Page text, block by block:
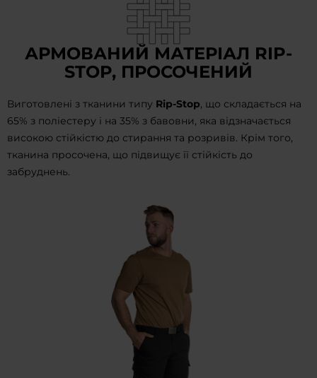
АРМОВАНИЙ МАТЕРІАЛ RIP-
STOP, ПРОСОЧЕНИЙ
Виготовлені з тканини типу Rip-Stop, що складається на
65% з поліестеру і на 35% з бавовни, яка відзначається
високою стійкістю до стирання та розривів. Крім того,
тканина просочена, що підвищує її стійкість до
забруднень.